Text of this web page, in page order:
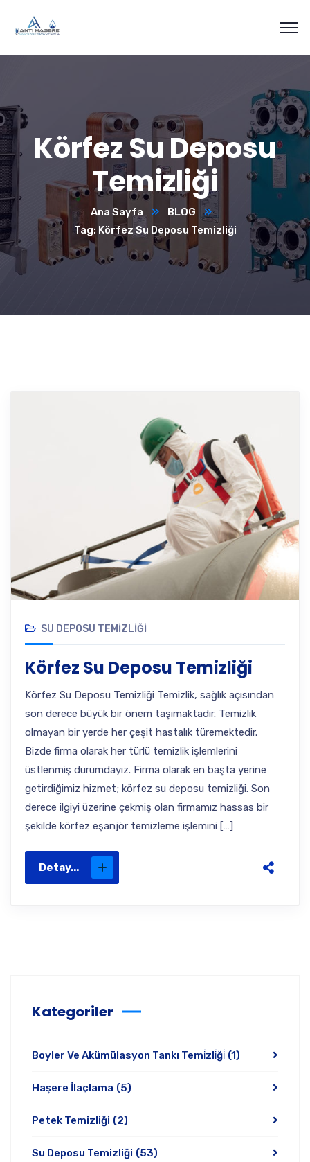
Körfez Su Deposu
Temizliği
Ana Sayfa
BLOG
Tag: Körfez Su Deposu Temizliği
SU DEPOSU TEMIZLIĞI
Körfez Su Deposu Temizliği
Körfez Su Deposu Temizliği Temizlik, sağlık açısından
son derece büyük bir önem taşımaktadır. Temizlik
olmayan bir yerde her çeşit hastalık türemektedir.
Bizde firma olarak her türlü temizlik işlemlerini
üstlenmiş durumdayız. Firma olarak en başta yerine
getirdiğimiz hizmet; körfez su deposu temizliği. Son
derece ilgiyi üzerine çekmiş olan firmamız hassas bir
şekilde körfez eşanjör temizleme işlemini […]
Detay...
Kategoriler
Boyler Ve Akümülasyon Tankı Temi̇zli̇ği̇ (1)
Haşere İlaçlama (5)
Petek Temizliği (2)
Su Deposu Temizliği (53)